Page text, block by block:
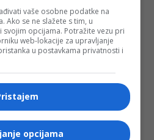
objavljena. Sva polja su
vaše osobne podatke na
Ako se ne slažete s tim, u
svojim opcijama. Potražite vezu pri
web-lokacije za upravljanje
u postavkama privatnosti i
opcijama